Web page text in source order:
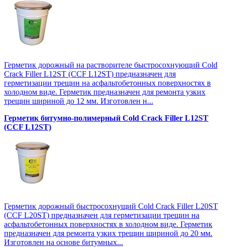
Герметик дорожный на растворителе быстросохнующий Cold
Crack Filler L12SТ (CCF L12SТ) предназначен для
герметизации трещин на асфальтобетонных поверхностях в
холодном виде. Герметик предназначен для ремонта узких
трещин шириной до 12 мм. Изготовлен н...
Герметик битумно-полимерный Cold Crack Filler L12SТ
(CCF L12SТ)
Герметик дорожный быстросохнущий Cold Crack Filler L20SТ
(CCF L20SТ) предназначен для герметизации трещин на
асфальтобетонных поверхностях в холодном виде. Герметик
предназначен для ремонта узких трещин шириной до 20 мм.
Изготовлен на основе битумных...